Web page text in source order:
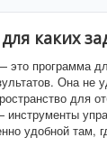
каких
программа
Она не
для
инструменты
удобной там,